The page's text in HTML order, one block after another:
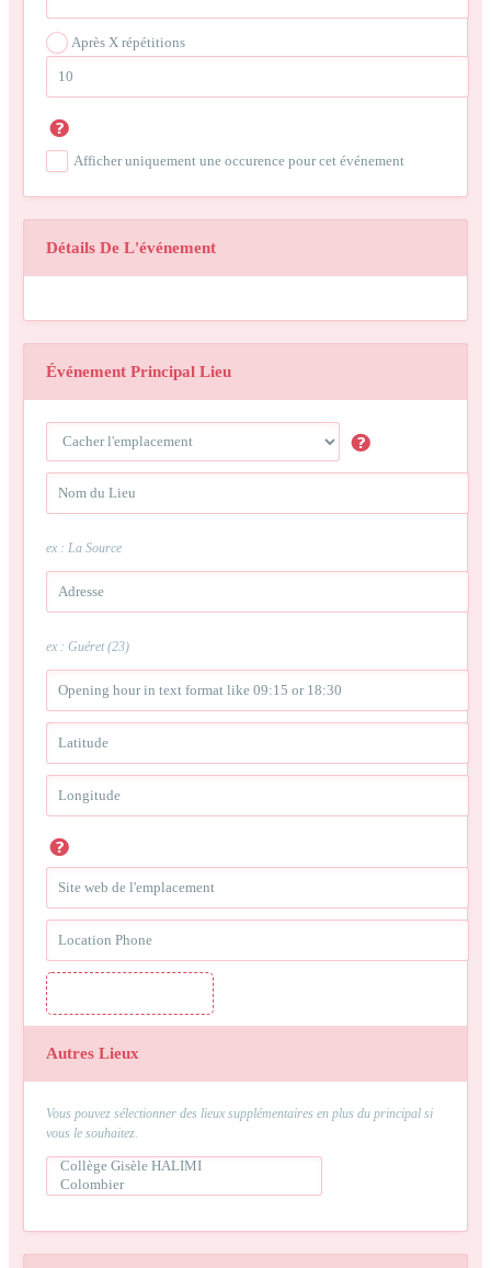
Après X répétitions
Afficher uniquement une occurence pour cet événement
Détails De L'événement
Événement Principal Lieu
ex : La Source
ex : Guéret (23)
Autres Lieux
Vous pouvez sélectionner des lieux supplémentaires en plus du principal si
vous le souhaitez.